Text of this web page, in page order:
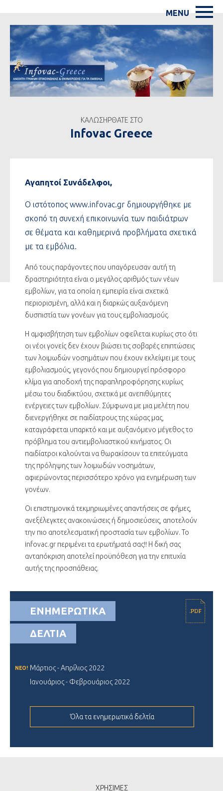
ΚΑΛΩΣΗΡΘΑΤΕ ΣΤΟ
Infovac Greece
Αγαπητοί Συνάδελφοι,
Ο ιστότοπος www.infovac.gr δημιουργήθηκε με
σκοπό τη συνεχή επικοινωνία των παιδιάτρων
σε θέματα και καθημερινά προβλήματα σχετικά
με τα εμβόλια.
Από τους παράγοντες που υπαγόρευσαν αυτή τη
δραστηριότητα είναι ο μεγάλος αριθμός των νέων
εμβολίων, για τα οποία η εμπειρία είναι σχετικά
περιορισμένη, αλλά και η διαρκώς αυξανόμενη
δυσπιστία των γονέων για τους εμβολιασμούς.
Η αμφισβήτηση των εμβολίων οφείλεται κυρίως στο ότι
οι νέοι γονείς δεν έχουν βιώσει τις σοβαρές επιπτώσεις
των λοιμωδών νοσημάτων που έχουν εκλείψει με τους
εμβολιασμούς, γεγονός που δημιουργεί πρόσφορο
κλίμα για αποδοχή της παραπληροφόρησης κυρίως
μέσω του διαδικτύου, σχετικά με ανεπιθύμητες
ενέργειες των εμβολίων. Σύμφωνα με μια μελέτη που
διενεργήθηκε σε παιδίατρους της χώρας μας,
καταγράφεται υπαρκτό και με αυξανόμενο μέγεθος το
πρόβλημα του αντιεμβολιαστικού κινήματος. Οι
παιδίατροι καλούνται να θωρακίσουν τα επιτεύγματα
της πρόληψης των λοιμωδών νοσημάτων,
αφιερώνοντας περισσότερο χρόνο για ενημέρωση των
γονέων.
Οι επιστημονικά τεκμηριωμένες απαντήσεις σε φήμες,
ανεξέλεγκτες ανακοινώσεις ή δημοσιεύσεις, αποτελούν
την πιο αποτελεσματική προστασία των εμβολίων. Το
infovac.gr περιμένει τα ερωτήματά σας!! Η δική σας
ανταπόκριση αποτελεί προϋπόθεση για την επιτυχία
αυτής της προσπάθειας.
ΕΝΗΜΕΡΩΤΙΚΑ
ΔΕΛΤΙΑ
Μάρτιος - Απρίλιος 2022
Ιανουάριος - Φεβρουάριος 2022
Όλα τα ενημερωτικά δελτία
ΧΡΗΣΙΜΕΣ